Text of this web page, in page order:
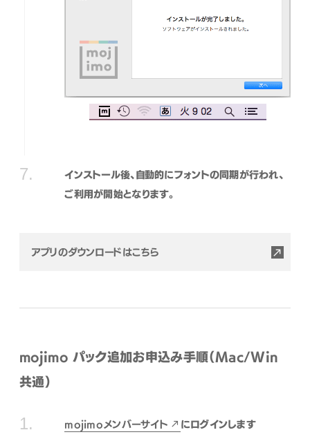
インストール後、自動的にフォントの同期が行われ、
ご利用が開始となります。
アプリのダウンロードはこちら
mojimo パック追加お申込み手順（Mac/Win
共通）
mojimoメンバーサイト にログインします